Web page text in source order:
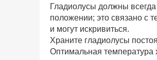
Гладиолусы должны
положении; это связано с
и могут искривиться.
Храните гладиолусы
Оптимальная